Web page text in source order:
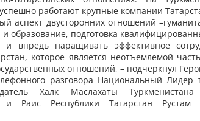
работают крупные компании
аспект двусторонних отношений
и образование, подготовка
впредь наращивать эффективное
которое является неотъемлемой
отношений, – подчеркнул
разговора Национальный Лидер
Халк Маслахаты Туркменистана
и Раис Республики Татарстан Рустам
здоровья и дальнейших успехов в